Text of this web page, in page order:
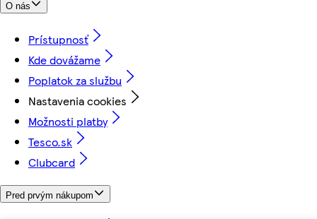
O nás
Prístupnosť
Kde dovážame
Poplatok za službu
Nastavenia cookies
Možnosti platby
Tesco.sk
Clubcard
Pred prvým nákupom